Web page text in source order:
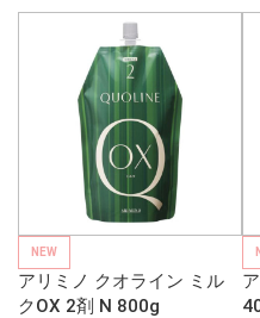
NEW
アリミノ クオライン ミル
クOX 2剤 N 800g